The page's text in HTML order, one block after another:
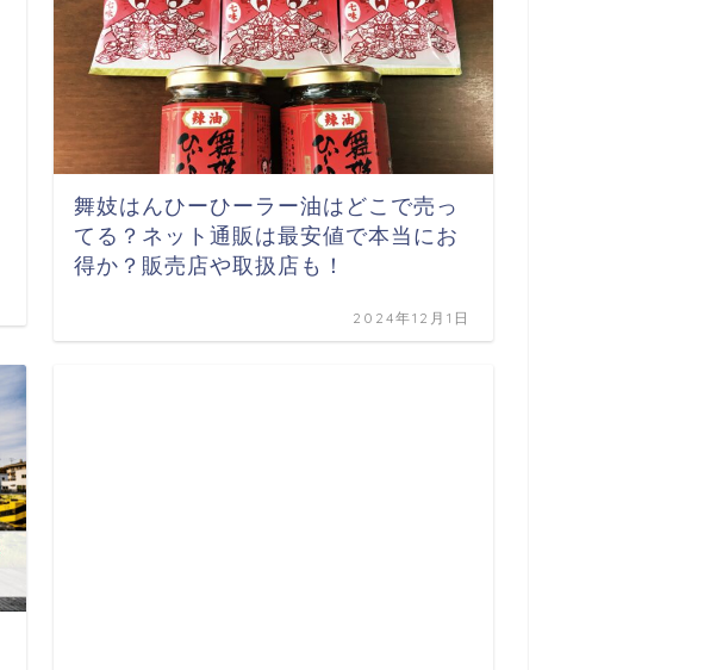
舞妓はんひーひーラー油はどこで売っ
てる？ネット通販は最安値で本当にお
得か？販売店や取扱店も！
2024年12月1日